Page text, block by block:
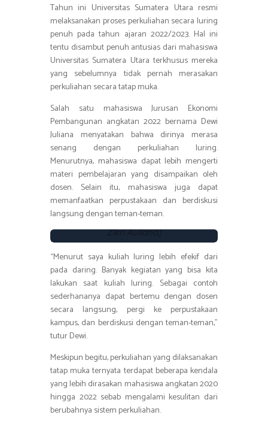
Tahun ini Universitas Sumatera Utara resmi
melaksanakan proses perkuliahan secara luring
penuh pada tahun ajaran 2022/2023. Hal ini
tentu disambut penuh antusias dari mahasiswa
Universitas Sumatera Utara terkhusus mereka
yang sebelumnya tidak pernah merasakan
perkuliahan secara tatap muka.
Salah satu mahasiswa Jurusan Ekonomi
Pembangunan angkatan 2022 bernama Dewi
Juliana menyatakan bahwa dirinya merasa
senang dengan perkuliahan luring.
Menurutnya, mahasiswa dapat lebih mengerti
materi pembelajaran yang disampaikan oleh
dosen. Selain itu, mahasiswa juga dapat
memanfaatkan perpustakaan dan berdiskusi
langsung dengan teman-teman.
Suasana mahasiswa duduk di koridor
fisip usu pada siang hari.
Zikri Auliana)
“Menurut saya kuliah luring lebih efekif dari
pada daring. Banyak kegiatan yang bisa kita
lakukan saat kuliah luring. Sebagai contoh
sederhananya dapat bertemu dengan dosen
secara langsung, pergi ke perpustakaan
kampus, dan berdiskusi dengan teman-teman,”
tutur Dewi.
Meskipun begitu, perkuliahan yang dilaksanakan
tatap muka ternyata terdapat beberapa kendala
yang lebih dirasakan mahasiswa angkatan 2020
hingga 2022 sebab mengalami kesulitan dari
berubahnya sistem perkuliahan.